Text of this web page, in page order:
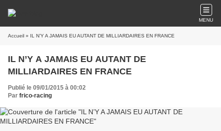
MENU
Accueil » IL N’Y A JAMAIS EU AUTANT DE MILLIARDAIRES EN FRANCE
IL N’Y A JAMAIS EU AUTANT DE
MILLIARDAIRES EN FRANCE
Publié le 09/01/2015 à 00:02
Par frico-racing